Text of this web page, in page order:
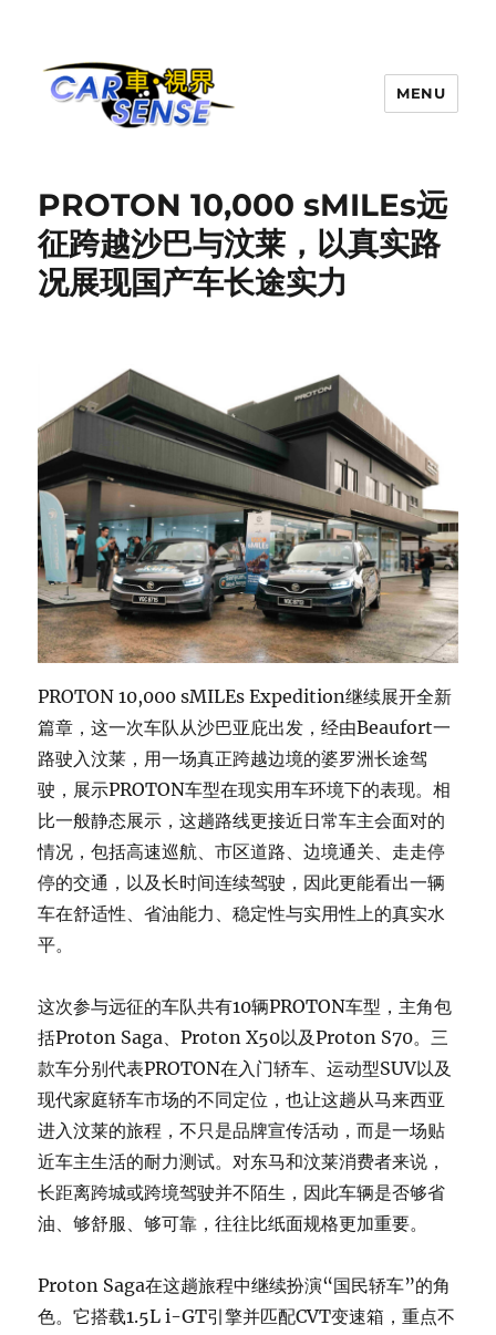
MENU
PROTON 10,000 sMILEs远
征跨越沙巴与汶莱，以真实路
况展现国产车长途实力
PROTON 10,000 sMILEs Expedition继续展开全新
篇章，这一次车队从沙巴亚庇出发，经由Beaufort一
路驶入汶莱，用一场真正跨越边境的婆罗洲长途驾
驶，展示PROTON车型在现实用车环境下的表现。相
比一般静态展示，这趟路线更接近日常车主会面对的
情况，包括高速巡航、市区道路、边境通关、走走停
停的交通，以及长时间连续驾驶，因此更能看出一辆
车在舒适性、省油能力、稳定性与实用性上的真实水
平。
这次参与远征的车队共有10辆PROTON车型，主角包
括Proton Saga、Proton X50以及Proton S70。三
款车分别代表PROTON在入门轿车、运动型SUV以及
现代家庭轿车市场的不同定位，也让这趟从马来西亚
进入汶莱的旅程，不只是品牌宣传活动，而是一场贴
近车主生活的耐力测试。对东马和汶莱消费者来说，
长距离跨城或跨境驾驶并不陌生，因此车辆是否够省
油、够舒服、够可靠，往往比纸面规格更加重要。
Proton Saga在这趟旅程中继续扮演“国民轿车”的角
色。它搭载1.5L i-GT引擎并匹配CVT变速箱，重点不